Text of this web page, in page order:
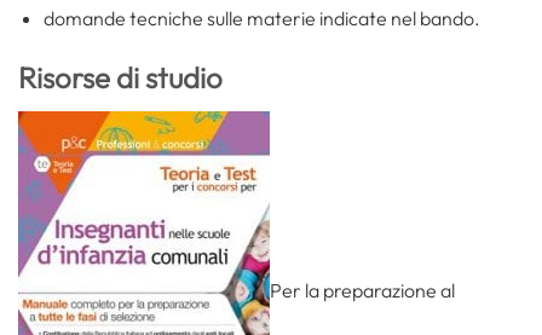
domande tecniche sulle materie indicate nel bando.
Risorse di studio
Per la preparazione al